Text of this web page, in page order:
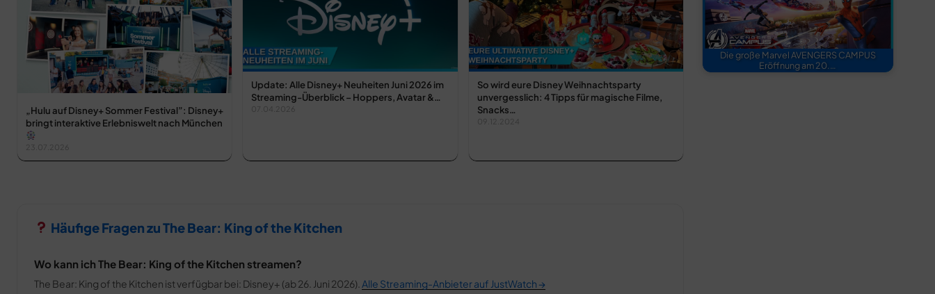
„Hulu auf Disney+ Sommer Festival”: Disney+
bringt interaktive Erlebniswelt nach München
Update: Alle Disney+ Neuheiten Juni 2026 im
Streaming-Überblick – Hoppers, Avatar &…
So wird eure Disney Weihnachtsparty
unvergesslich: 4 Tipps für magische Filme,
Snacks…
09.12.2024
Häufige Fragen zu The Bear: King of the Kitchen
Wo kann ich The Bear: King of the Kitchen streamen?
The Bear: King of the Kitchen ist verfügbar bei: Disney+ (ab 26. Juni 2026). Alle Streaming-Anbieter auf JustWatch →
Die große Marvel AVENGERS CAMPUS
Eröffnung am 20.…